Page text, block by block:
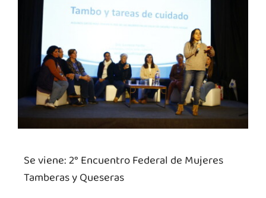
Se viene: 2° Encuentro Federal de Mujeres
Tamberas y Queseras